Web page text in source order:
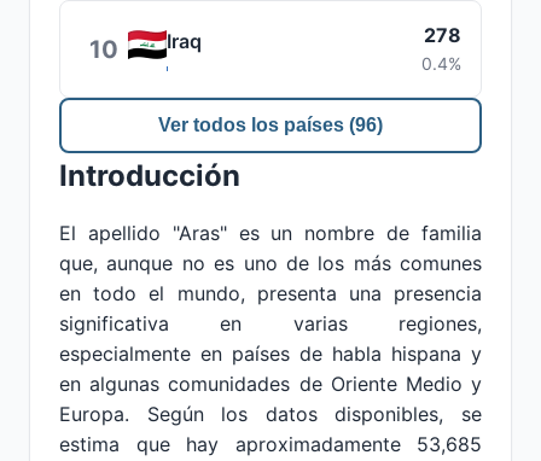
10 Iraq 278
0.4%
Ver todos los países (96)
Introducción
El apellido "Aras" es un nombre de familia
que, aunque no es uno de los más comunes
en todo el mundo, presenta una presencia
significativa en varias regiones,
especialmente en países de habla hispana y
en algunas comunidades de Oriente Medio y
Europa. Según los datos disponibles, se
estima que hay aproximadamente 53,685